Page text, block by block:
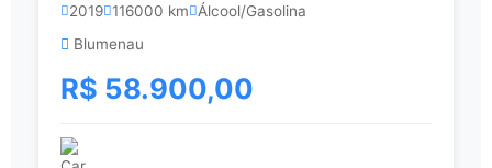
2019 116000 km
Álcool/Gasolina
Blumenau
R$ 58.900,00